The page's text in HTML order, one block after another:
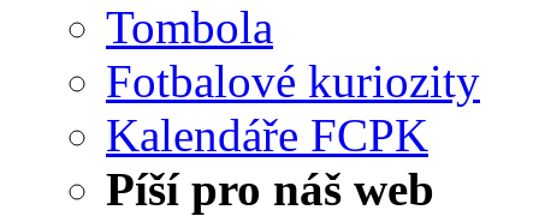
Tombola
Fotbalové kuriozity
Kalendáře FCPK
Píší pro náš web